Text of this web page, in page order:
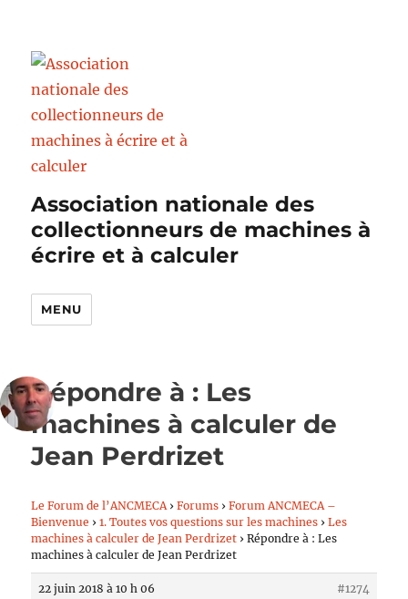
Association nationale des
collectionneurs de machines à
écrire et à calculer
MENU
Répondre à : Les
machines à calculer de
Jean Perdrizet
Le Forum de l’ANCMECA › Forums › Forum ANCMECA –
Bienvenue › 1. Toutes vos questions sur les machines › Les
machines à calculer de Jean Perdrizet › Répondre à : Les
machines à calculer de Jean Perdrizet
22 juin 2018 à 10 h 06
#1274